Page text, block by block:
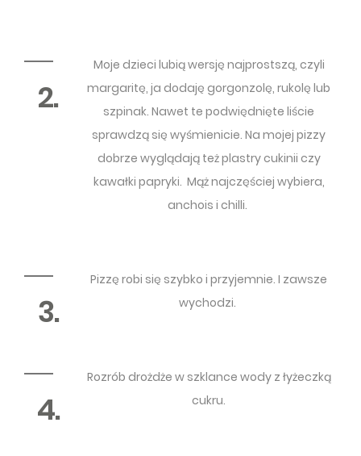
2.
Moje dzieci lubią wersję najprostszą, czyli
margaritę, ja dodaję gorgonzolę, rukolę lub
szpinak. Nawet te podwiędnięte liście
sprawdzą się wyśmienicie. Na mojej pizzy
dobrze wyglądają też plastry cukinii czy
kawałki papryki. Mąż najczęściej wybiera,
anchois i chilli.
3.
Pizzę robi się szybko i przyjemnie. I zawsze
wychodzi.
4.
Rozrób drożdże w szklance wody z łyżeczką
cukru.